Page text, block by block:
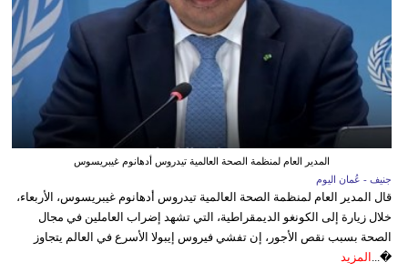
المدير العام لمنظمة الصحة العالمية تيدروس أدهانوم غيبريسوس
جنيف - عُمان اليوم
قال المدير العام لمنظمة الصحة العالمية تيدروس أدهانوم غيبريسوس، الأربعاء،
خلال زيارة إلى الكونغو الديمقراطية، التي تشهد إضراب العاملين في مجال
الصحة بسبب نقص الأجور، إن تفشي فيروس إيبولا الأسرع في العالم يتجاوز
�... المزيد